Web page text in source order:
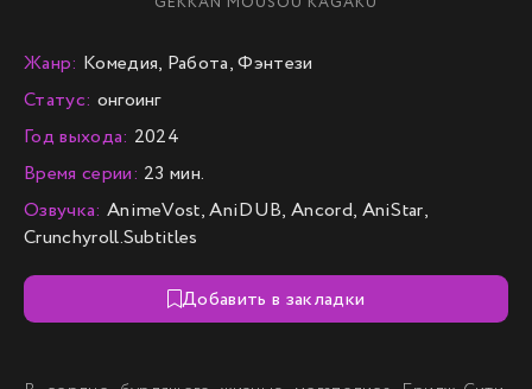
Жанр: Комедия, Работа, Фэнтези
Статус: онгоинг
Год выхода: 2024
Время серии: 23 мин.
Озвучка: AnimeVost, AniDUB, Ancord, AniStar,
Crunchyroll.Subtitles
Добавить в закладки